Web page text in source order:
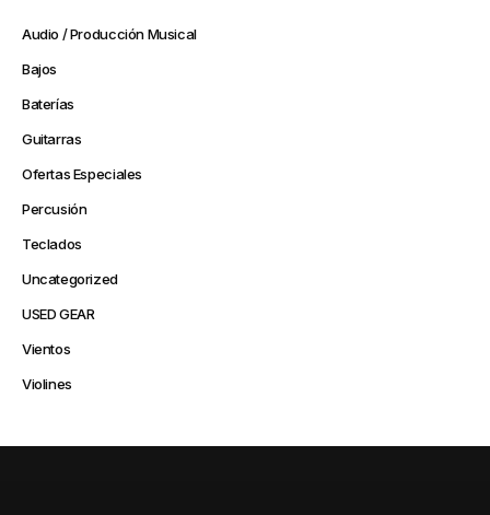
Audio / Producción Musical
Bajos
Baterías
Guitarras
Ofertas Especiales
Percusión
Teclados
Uncategorized
USED GEAR
Vientos
Violines